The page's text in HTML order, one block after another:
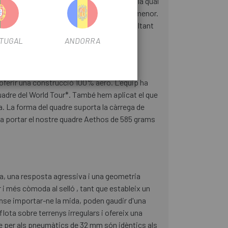
té una resistència aerodinàmica molt menor.
avui. D'aquesta manera, l'aire brut al voltant
una construcció 100% aero. L'equip ha
del World Tour*. També hem aplicat el que
La forma del quadre suporta la càrrega de
portar el nostre quadre Aethos de 585 grams
una resposta agressiva i una geometria
més còmoda al selló , tant que estableix un
importar-ne la mida, poden gaudir d'una
sobre terrenys irregulars i ofereix una
per als pneumàtics de 32 mm són idèntics als
ANDORRA